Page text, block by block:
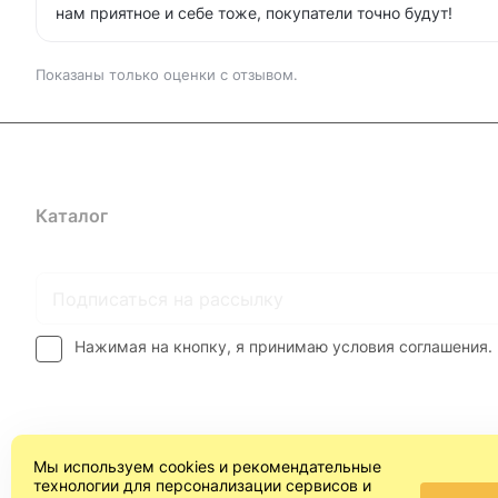
нам приятное и себе тоже, покупатели точно будут!
Показаны только оценки с отзывом.
Каталог
Нажимая на кнопку, я принимаю условия соглашения.
Мы используем cookies и рекомендательные
технологии для персонализации сервисов и